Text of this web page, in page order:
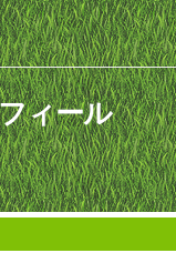
ィール